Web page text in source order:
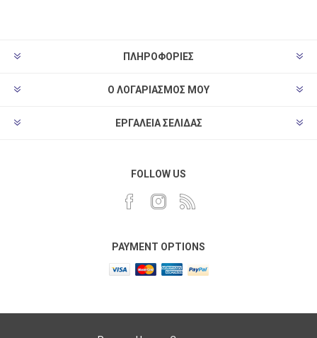
ΠΛΗΡΟΦΟΡΊΕΣ
Ο ΛΟΓΑΡΙΑΣΜΌΣ ΜΟΥ
ΕΡΓΑΛΕΊΑ ΣΕΛΊΔΑΣ
FOLLOW US
PAYMENT OPTIONS